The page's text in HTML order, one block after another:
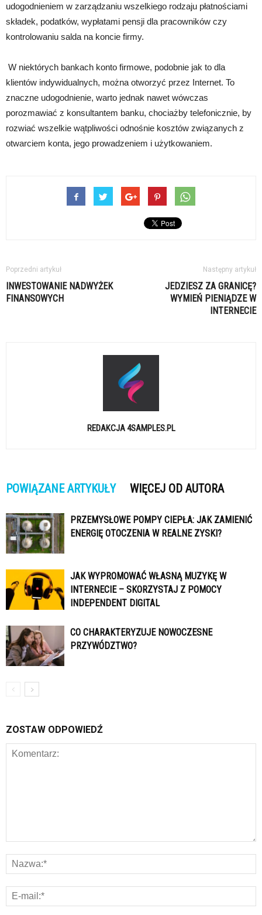
udogodnieniem w zarządzaniu wszelkiego rodzaju płatnościami
składek, podatków, wypłatami pensji dla pracowników czy
kontrolowaniu salda na koncie firmy.
W niektórych bankach konto firmowe, podobnie jak to dla
klientów indywidualnych, można otworzyć przez Internet. To
znaczne udogodnienie, warto jednak nawet wówczas
porozmawiać z konsultantem banku, chociażby telefonicznie, by
rozwiać wszelkie wątpliwości odnośnie kosztów związanych z
otwarciem konta, jego prowadzeniem i użytkowaniem.
Poprzedni artykuł
INWESTOWANIE NADWYŻEK
FINANSOWYCH
Następny artykuł
JEDZIESZ ZA GRANICĘ?
WYMIEŃ PIENIĄDZE W
INTERNECIE
REDAKCJA 4SAMPLES.PL
POWIĄZANE ARTYKUŁY WIĘCEJ OD AUTORA
PRZEMYSŁOWE POMPY CIEPŁA: JAK ZAMIENIĆ
ENERGIĘ OTOCZENIA W REALNE ZYSKI?
JAK WYPROMOWAĆ WŁASNĄ MUZYKĘ W
INTERNECIE – SKORZYSTAJ Z POMOCY
INDEPENDENT DIGITAL
CO CHARAKTERYZUJE NOWOCZESNE
PRZYWÓDZTWO?
ZOSTAW ODPOWIEDŹ